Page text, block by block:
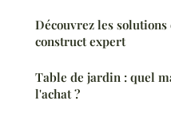
Découvrez les
construct expert
Table de jardin : quel
l'achat ?